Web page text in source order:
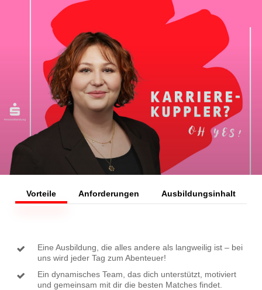
Vorteile Anforderungen Ausbildungsinhalt
Eine Ausbildung, die alles andere als langweilig ist – bei
uns wird jeder Tag zum Abenteuer!
Ein dynamisches Team, das dich unterstützt, motiviert
und gemeinsam mit dir die besten Matches findet.